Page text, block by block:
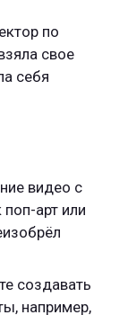
по
свое
себя
видео с
арт или
создавать
например,